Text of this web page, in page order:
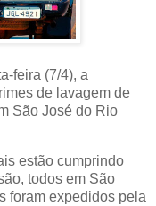
feira (7/4), a
de lavagem de
São José do Rio
estão cumprindo
todos em São
foram expedidos pela